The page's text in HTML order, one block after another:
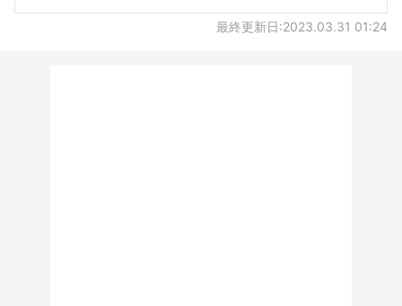
最終更新日:2023.03.31 01:24